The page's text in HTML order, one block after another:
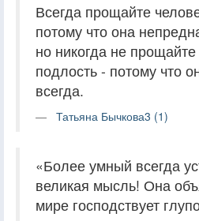
Всегда прощайте
потому что она
но никогда не
подлость - потому что
всегда.
Татьяна Бычкова3 (1)
«Более умный всегда
великая мысль! Она
мире господствует